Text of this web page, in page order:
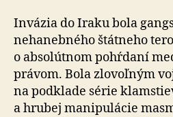
Invázia do Iraku bola
nehanebného štátneho
o abso­lút­nom pohŕdaní
právom. Bola zlo­voľ­ným
na pod­klade série
a hrubej mani­pu­lácie